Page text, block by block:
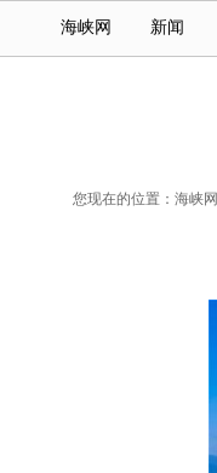
海峡网 新闻
您现在的位置： 海峡网